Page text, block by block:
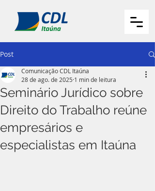
Post
Seminário Jurídico sobre
Direito do Trabalho reúne
empresários e
especialistas em Itaúna
Comunicação CDL Itaúna
28 de ago. de 2025 1 min de leitura